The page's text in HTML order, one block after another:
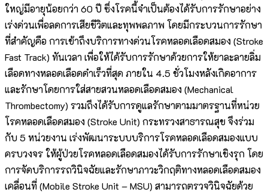
ใหญ่มีอายุน้อยกว่า 60 ปี ซึ่งโรคนี้จำเป็นต้องได้รับการรักษาอย่าง
เร่งด่วนเพื่อลดการเสียชีวิตและทุพพลภาพ โดยมีกระบวนการรักษา
ที่สำคัญคือ การเข้าถึงบริการทางด่วนโรคหลอดเลือดสมอง (Stroke
Fast Track) ทันเวลา เพื่อให้ได้รับการรักษาด้วยการให้ยาละลายลิ่ม
เลือดทางหลอดเลือดดำเร็วที่สุด ภายใน 4.5 ชั่วโมงหลังเกิดอาการ
และรักษาโดยการใส่สายสวนหลอดเลือดสมอง (Mechanical
Thrombectomy) รวมถึงได้รับการดูแลรักษาตามมาตรฐานที่หน่วย
โรคหลอดเลือดสมอง (Stroke Unit) กระทรวงสาธารณสุข จึงร่วม
กับ 5 หน่วยงาน เร่งพัฒนาระบบบริการโรคหลอดเลือดสมองแบบ
ครบวงจร ให้ผู้ป่วยโรคหลอดเลือดสมองได้รับการรักษาเชิงรุก โดย
การจัดบริการรถวินิจฉัยและรักษาภาวะวิกฤติทางหลอดเลือดสมอง
เคลื่อนที่ (Mobile Stroke Unit – MSU) สามารถตรวจวินิจฉัยด้วย